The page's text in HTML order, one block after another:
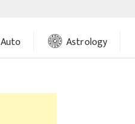
Auto Astrology